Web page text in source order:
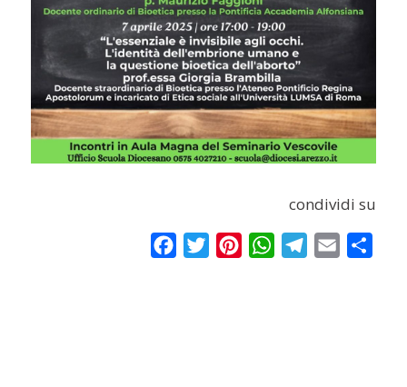
condividi su
FacebookTwitterPinterestWhatsAppTelegram
Email